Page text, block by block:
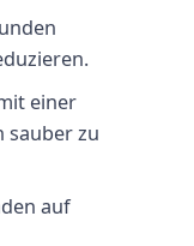
einer
sauber zu
auf